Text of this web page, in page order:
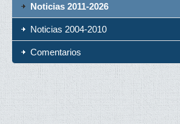
Noticias 2011-2026
Noticias 2004-2010
Comentarios